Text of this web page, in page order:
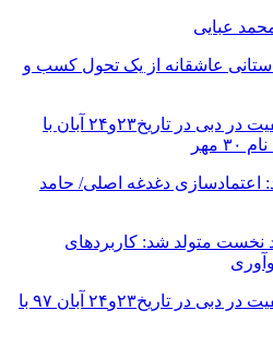
عبایی
عاشقانه از یک تحول کسب و
کنفرانس بین المللی کیفیت در دبی در تاریخ۲۳و۲۴ آبان با
مهر
اعتمادسازی دغدغه اصلی/ حامد
نخست متولد شد: کاربردهای
کنفرانس بین المللی کیفیت در دبی در تاریخ۲۳و۲۴ آبان ۹۷ با